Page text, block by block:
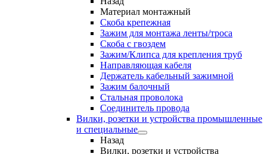
Материал монтажный
Скоба крепежная
Зажим для монтажа ленты/троса
Скоба с гвоздем
Зажим/Клипса для крепления труб
Направляющая кабеля
Держатель кабельный зажимной
Зажим балочный
Стальная проволока
Соединитель провода
Вилки, розетки и устройства промышленные
и специальные
Назад
Вилки, розетки и устройства